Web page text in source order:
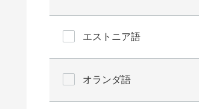
エストニア語
オランダ語